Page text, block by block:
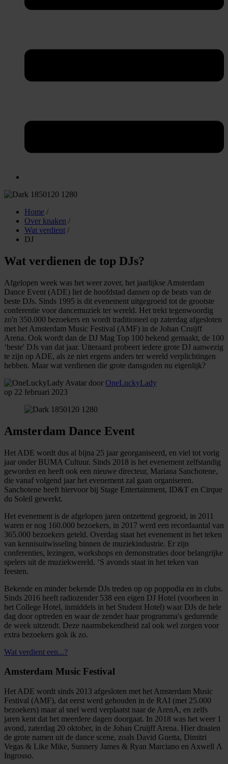
Home /
Over knaken /
Wat verdient /
DJ
Wat verdienen de top DJs?
Afgelopen week was het weer zover, het jaarlijkse Amsterdam
Dance Event (ADE) liet de hoofdstad dansen op de beats van de
beste DJs. Sinds 1995 is dit evenement uitgegroeid tot de grootste
conferentie voor dancemuziek ter wereld. Het trekt tegenwoordig
zo'n 350.000 bezoekers en wordt traditioneel op zaterdag afgesloten
met het Amsterdam Music Festival (AMF) in de Johan Cruijff
Arena. Ook wordt dan de DJ Mag Top 100 bekend gemaakt, de 100
‘beste' DJs van dat jaar. Uiteraard probeert iedere grote DJ aanwezig
te zijn op ADE, als ze niet ergens anders ter wereld verplichtingen
hebben. Maar wat verdienen die grote dansgoden nu eigenlijk?
door OneLuckyLady
op 22 februari 2023
Amsterdam Dance Event
Het ADE wordt dus al bijna 25 jaar georganiseerd, en viel tot vorig
jaar onder BUMA Cultuur. Sinds 2018 is het evenement zelfstandig
geworden en heeft ook een nieuwe directeur, Mariana Sanchotene,
die vanaf volgend jaar het evenement zal gaan organiseren.
Sanchotene heeft hiervoor bij Stage Entertainment, ID&T en Cirque
du Soleil gewerkt.
Het evenement is de afgelopen jaren ontzettend gegroeid, in 2011
waren er nog 160.000 bezoekers, in 2017 werd een recordaantal van
365.000 bezoekers geteld. Overdag staat het evenement in het teken
van kennisuitwisseling binnen de muziekindustrie. Er zijn
conferenties, lezingen, workshops en demonstraties door belangrijke
spelers uit de muziekwereld. ‘S avonds staat in het teken van
feesten.
Bekende en minder bekende DJs treden op op poppodia en in clubs.
Sinds 2016 heeft radiozender 538 een eigen DJ Hotel (voorheen in
het College Hotel, inmiddels in het Student Hotel) waar DJs de hele
dag door optreden en waar de zender haar programma's gedurende
de week uitzendt. Deze naamsbekendheid zal ook wel zorgen voor
extra bezoekers gok ik zo.
Wat verdient een...?
Amsterdam Music Festival
Het ADE wordt sinds 2013 afgesloten met het Amsterdam Music
Festival (AMF), dat eerst werd gehouden in de RAI (met 25.000
bezoekers) maar al snel werd verplaatst naar de ArenA, en zelfs
jaren kent dat het meerdere dagen doorgaat. In 2018 was het weer 1
avond, zaterdag 20 oktober, in de Johan Cruijff Arena. Hier draaien
de grote namen uit de dance scene, zoals David Guetta, Dimitri
Vegas & Like Mike, Sunnery James & Ryan Marciano en Axwell Λ
Ingrosso.